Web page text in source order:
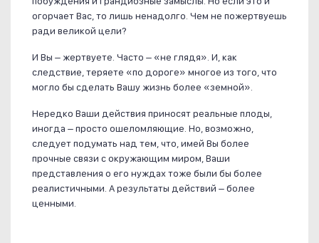
огорчает Вас, то лишь ненадолго. Чем не пожертвуешь
ради великой цели?
И Вы – жертвуете. Часто – «не глядя». И, как
следствие, теряете «по дороге» многое из того, что
могло бы сделать Вашу жизнь более «земной».
Нередко Ваши действия приносят реальные плоды,
иногда – просто ошеломляющие. Но, возможно,
следует подумать над тем, что, имей Вы более
прочные связи с окружающим миром, Ваши
представления о его нуждах тоже были бы более
реалистичными. А результаты действий – более
ценными.